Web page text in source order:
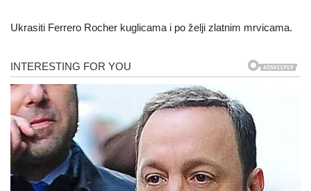
Ukrasiti Ferrero Rocher kuglicama i po želji zlatnim mrvicama.